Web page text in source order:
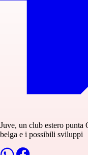
Juve, un club estero punta
belga e i possibili sviluppi